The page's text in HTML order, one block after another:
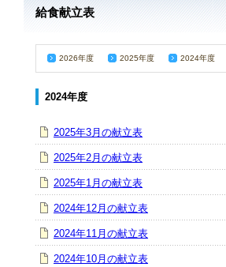
給食献立表
2026年度 2025年度 2024年度
2024年度
2025年3月の献立表
2025年2月の献立表
2025年1月の献立表
2024年12月の献立表
2024年11月の献立表
2024年10月の献立表